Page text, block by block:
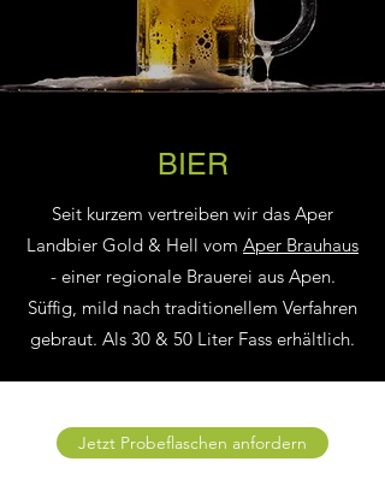
BIER
Seit kurzem vertreiben wir das Aper
Landbier Gold & Hell vom Aper Brauhaus
- einer regionale Brauerei aus Apen.
Süffig, mild nach traditionellem Verfahren
gebraut. Als 30 & 50 Liter Fass erhältlich.
Jetzt Probeflaschen anfordern